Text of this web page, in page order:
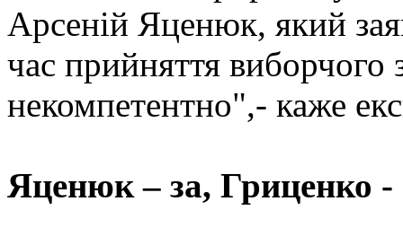
Арсеній Яценюк, який
час прийняття виборчого
некомпетентно",- каже
Яценюк – за, Гриценко -